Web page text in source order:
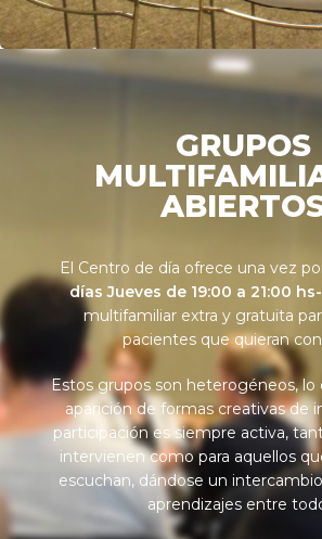
GRUPOS
El Centro de día ofrece una vez
días Jueves de 19:00 a 21:00 hs-
multifamiliar extra y gratuita
pacientes que quieran
Estos grupos son heterogéneos, lo
aparición de formas creativas de
participación es siempre activa,
intervienen como para aquellos
escuchan, dándose un
aprendizajes entre